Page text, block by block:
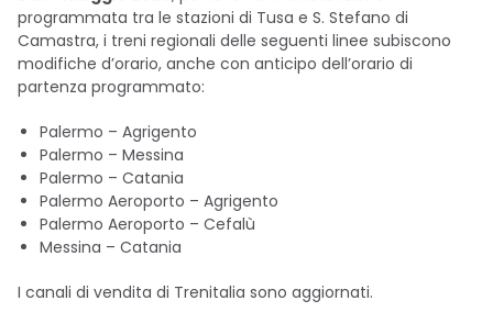
programmata tra le stazioni di Tusa e S. Stefano di
Camastra, i treni regionali delle seguenti linee subiscono
modifiche d’orario, anche con anticipo dell’orario di
partenza programmato:
Palermo – Agrigento
Palermo – Messina
Palermo – Catania
Palermo Aeroporto – Agrigento
Palermo Aeroporto – Cefalù
Messina – Catania
I canali di vendita di Trenitalia sono aggiornati.